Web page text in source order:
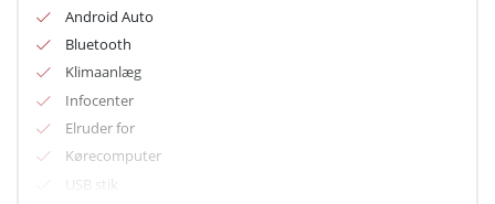
Android Auto
Bluetooth
Klimaanlæg
Infocenter
Elruder for
Kørecomputer
USB stik